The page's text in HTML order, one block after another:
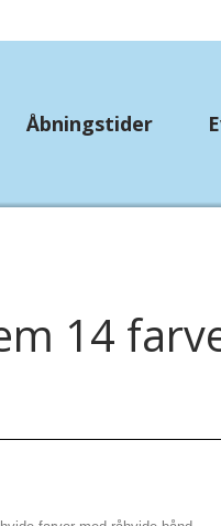
Lommetørklæder
Åbningstider
14